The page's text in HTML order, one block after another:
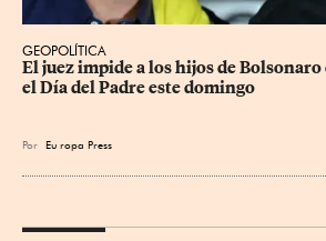
GEOPOLÍTICA
El juez impide a los hijos de
el Día del Padre este domingo
Por Eu ropa Press